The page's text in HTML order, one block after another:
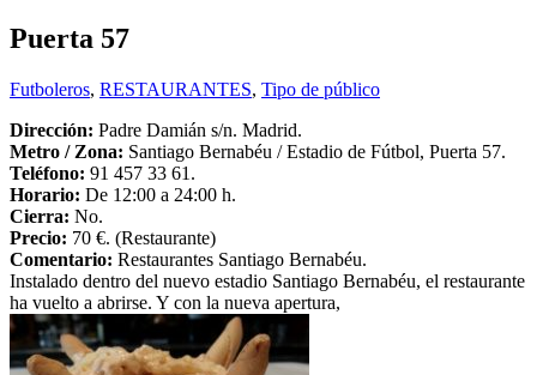
Puerta 57
Futboleros, RESTAURANTES, Tipo de público
Dirección: Padre Damián s/n. Madrid.
Metro / Zona: Santiago Bernabéu / Estadio de Fútbol, Puerta 57.
Teléfono: 91 457 33 61.
Horario: De 12:00 a 24:00 h.
Cierra: No.
Precio: 70 €. (Restaurante)
Comentario: Restaurantes Santiago Bernabéu.
Instalado dentro del nuevo estadio Santiago Bernabéu, el restaurante
ha vuelto a abrirse. Y con la nueva apertura,